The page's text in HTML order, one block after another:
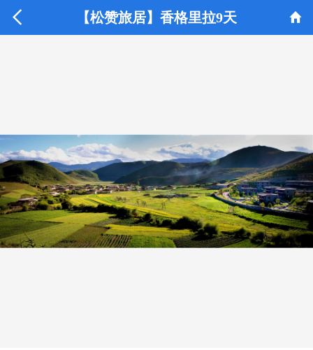
 【松赞旅居】香格里拉9天 